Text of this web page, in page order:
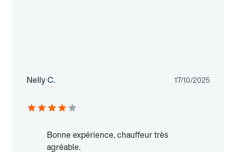
Nelly C. 17/10/2025
Bonne expérience, chauffeur très
agréable.